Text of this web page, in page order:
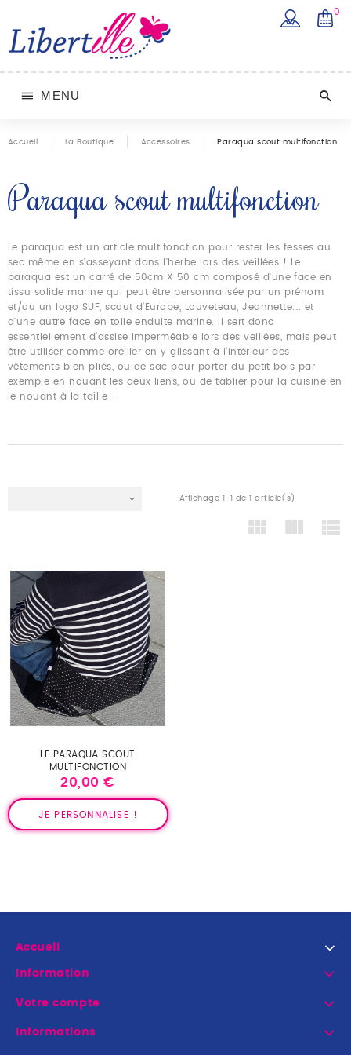
0
MENU
Accueil La Boutique Accessoires Paraqua scout multifonction
Paraqua scout multifonction
Le paraqua est un article multifonction pour rester les fesses au
sec même en s'asseyant dans l'herbe lors des veillées ! Le
paraqua est un carré de 50cm X 50 cm composé d'une face en
tissu solide marine qui peut être personnalisée par un prénom
et/ou un logo SUF, scout d’Europe, Louveteau, Jeannette…. et
d'une autre face en toile enduite marine. Il sert donc
essentiellement d’assise imperméable lors des veillées, mais peut
être utiliser comme oreiller en y glissant à l’intérieur des
vêtements bien pliés, ou de sac pour porter du petit bois par
exemple en nouant les deux liens, ou de tablier pour la cuisine en
le nouant à la taille -
Affichage 1-1 de 1 article(s)
LE PARAQUA SCOUT
MULTIFONCTION
Prix
20,00 €
JE PERSONNALISE !
Accueil
Information
Votre compte
Informations